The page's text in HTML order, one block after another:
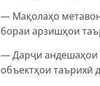
— Мақолаҳо
бораи арзишҳои
— Дарҷи андешаҳои
объектҳои таърихӣ